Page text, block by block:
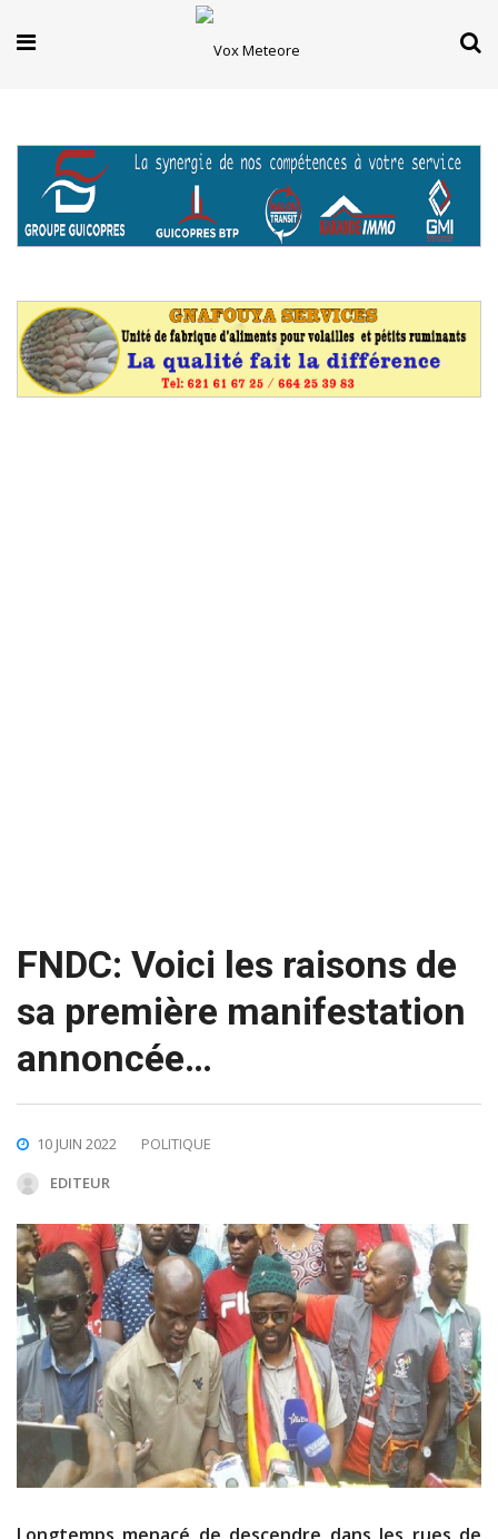
FNDC: Voici les raisons de
sa première manifestation
annoncée…
10 JUIN 2022
POLITIQUE
EDITEUR